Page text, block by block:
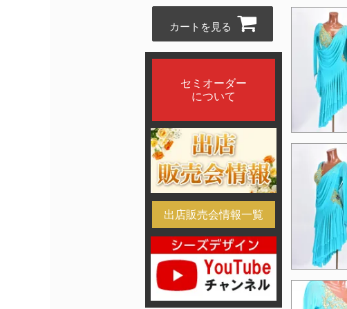
カートを見る
セミオーダー
について
出店販売会情報一覧